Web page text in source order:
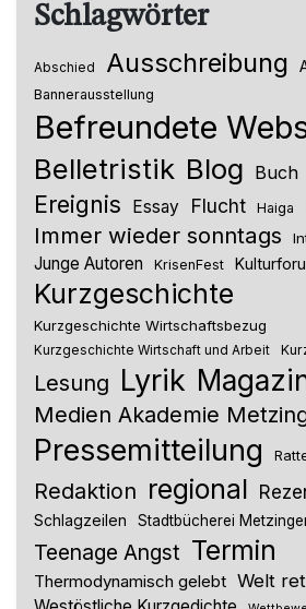
Schlagwörter
Abschied Ausschreibung
Bannerausstellung
Befreundete
Belletristik Blog Buch
Ereignis Essay Flucht Haiga
Immer wieder sonntags
Junge Autoren KrisenFest
Kurzgeschichte
Kurzgeschichte Wirtschaftsbezug
Kurzgeschichte Wirtschaft und Arbeit
Lesung Lyrik
Medien Akademie
Pressemitteilung
Redaktion regional
Schlagzeilen Stadtbücherei
Teenage Angst Termin
Thermodynamisch gelebt Welt